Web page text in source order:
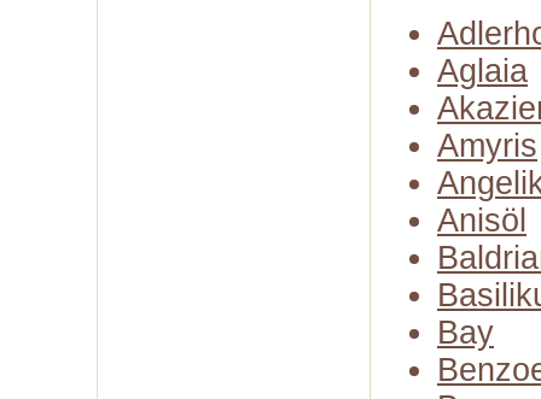
Aglaia
Amyris
Anisöl
Bay